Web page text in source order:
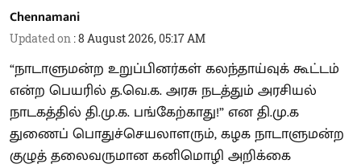
Chennamani
Updated on :8 August 2026, 05:17 AM
“நாடாளுமன்ற உறுப்பினர்கள் கலந்தாய்வுக் கூட்டம்
என்ற பெயரில் த.வெ.க. அரசு நடத்தும் அரசியல்
நாடகத்தில் தி.மு.க. பங்கேற்காது!” என தி.மு.க
துணைப் பொதுச்செயலாளரும், கழக நாடாளுமன்ற
குழுத் தலைவருமான கனிமொழி அறிக்கை